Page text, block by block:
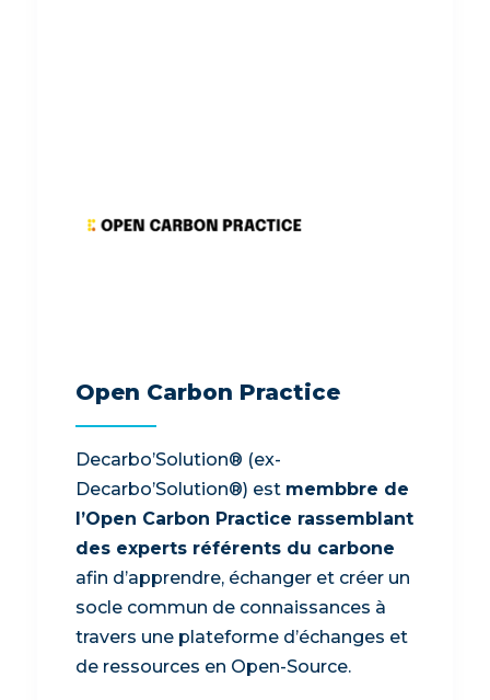
Open Carbon Practice
Decarbo’Solution® (ex-
Decarbo’Solution®) est membbre de
l’Open Carbon Practice rassemblant
des experts référents du carbone
afin d’apprendre, échanger et créer un
socle commun de connaissances à
travers une plateforme d’échanges et
de ressources en Open-Source.